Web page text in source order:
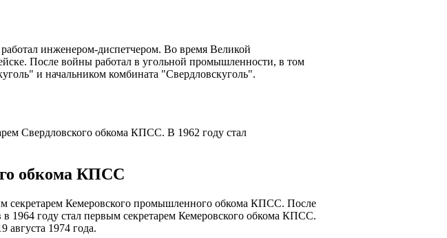
инженером-диспетчером. Во время Великой
После войны работал в угольной промышленности, в том
и начальником комбината "Свердловскуголь".
Свердловского обкома КПСС. В 1962 году стал
обкома КПСС
секретарем Кемеровского промышленного обкома КПСС. После
1964 году стал первым секретарем Кемеровского обкома КПСС.
августа 1974 года.